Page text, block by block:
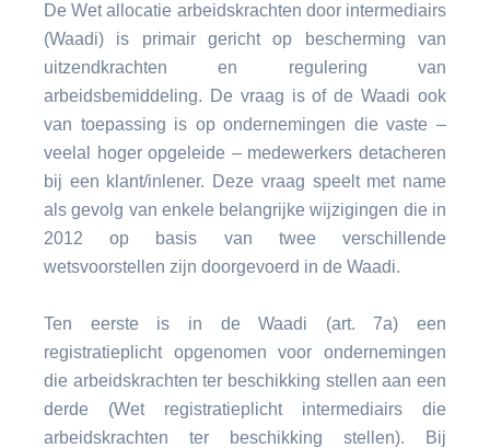
De Wet allocatie arbeidskrachten door intermediairs
(Waadi) is primair gericht op bescherming van
uitzendkrachten en regulering van
arbeidsbemiddeling. De vraag is of de Waadi ook
van toepassing is op ondernemingen die vaste –
veelal hoger opgeleide – medewerkers detacheren
bij een klant/inlener. Deze vraag speelt met name
als gevolg van enkele belangrijke wijzigingen die in
2012 op basis van twee verschillende
wetsvoorstellen zijn doorgevoerd in de Waadi.
Ten eerste is in de Waadi (art. 7a) een
registratieplicht opgenomen voor ondernemingen
die arbeidskrachten ter beschikking stellen aan een
derde (Wet registratieplicht intermediairs die
arbeidskrachten ter beschikking stellen). Bij